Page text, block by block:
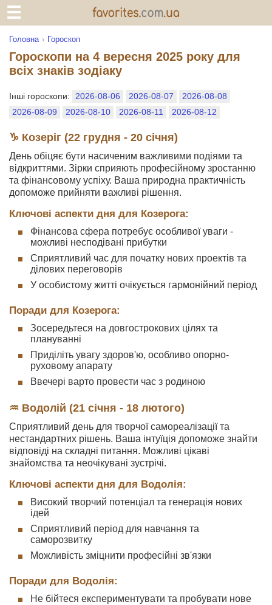
Головна Гороскоп
Гороскопи на 4 вересня 2025 року для
всіх знаків зодіаку
Інші гороскопи: 2026-08-06 2026-08-07
2026-08-08
2026-08-09
2026-08-10 2026-08-11 2026-08-12
♑ Козеріг (22 грудня - 20 січня)
День обіцяє бути насиченим важливими подіями та
відкриттями. Зірки сприяють професійному зростанню
та фінансовому успіху. Ваша природна практичність
допоможе прийняти важливі рішення.
Ключові аспекти дня для Козерога:
Фінансова сфера потребує особливої уваги -
можливі несподівані прибутки
Сприятливий час для початку нових проектів та
ділових переговорів
У особистому житті очікується гармонійний період
Поради для Козерога:
Зосередьтеся на довгострокових цілях та
плануванні
Приділіть увагу здоров'ю, особливо опорно-
руховому апарату
Ввечері варто провести час з родиною
♒ Водолій (21 січня - 18 лютого)
Сприятливий день для творчої самореалізації та
нестандартних рішень. Ваша інтуїція допоможе знайти
відповіді на складні питання. Можливі цікаві
знайомства та неочікувані зустрічі.
Ключові аспекти дня для Водолія:
Високий творчий потенціал та генерація нових
ідей
Сприятливий період для навчання та
саморозвитку
Можливість зміцнити професійні зв'язки
Поради для Водолія:
Не бійтеся експериментувати та пробувати нове